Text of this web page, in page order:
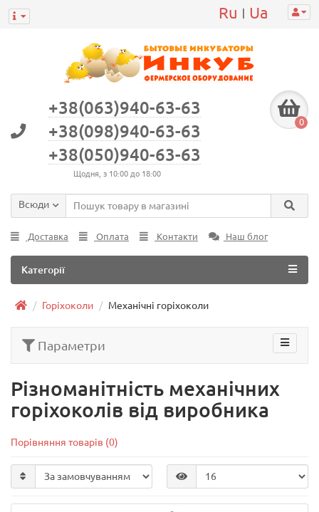
Ru | Ua
+38(063)940-63-63
+38(098)940-63-63
+38(050)940-63-63
Щодня, з 10:00 до 18:00
0
Всюди
Доставка Оплата Контакти Наш блог
Категорії
Горіхоколи Механічні горіхоколи
Параметри
Різноманітність механічних
горіхоколів від виробника
Порівняння товарів (0)